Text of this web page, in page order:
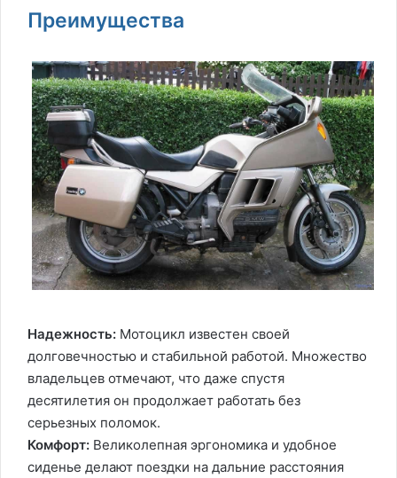
Преимущества
Надежность: Мотоцикл известен своей
долговечностью и стабильной работой. Множество
владельцев отмечают, что даже спустя
десятилетия он продолжает работать без
серьезных поломок.
Комфорт: Великолепная эргономика и удобное
сиденье делают поездки на дальние расстояния